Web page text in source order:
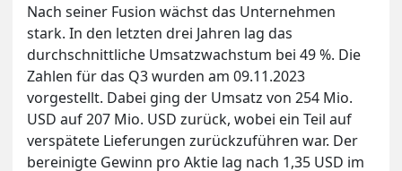
Nach seiner Fusion wächst das Unternehmen
stark. In den letzten drei Jahren lag das
durchschnittliche Umsatzwachstum bei 49 %. Die
Zahlen für das Q3 wurden am 09.11.2023
vorgestellt. Dabei ging der Umsatz von 254 Mio.
USD auf 207 Mio. USD zurück, wobei ein Teil auf
verspätete Lieferungen zurückzuführen war. Der
bereinigte Gewinn pro Aktie lag nach 1,35 USD im